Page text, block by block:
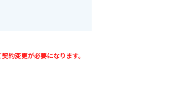
変更が必要になります。